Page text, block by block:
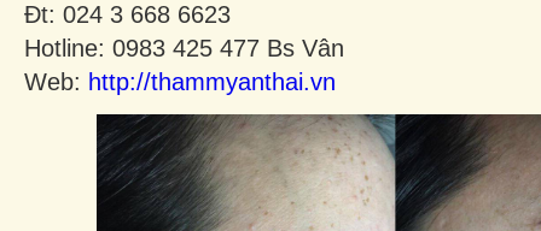
Đt: 024 3 668 6623
Hotline: 0983 425 477 Bs Vân
Web: http://thammyanthai.vn